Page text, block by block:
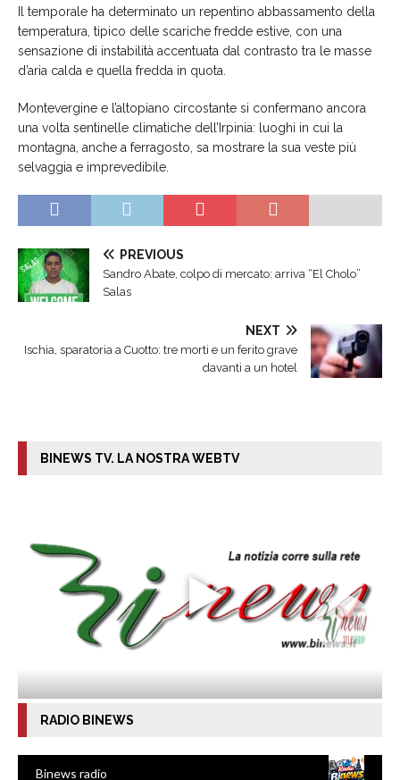
Il temporale ha determinato un repentino abbassamento della
temperatura, tipico delle scariche fredde estive, con una
sensazione di instabilità accentuata dal contrasto tra le masse
d’aria calda e quella fredda in quota.
Montevergine e l’altopiano circostante si confermano ancora
una volta sentinelle climatiche dell’Irpinia: luoghi in cui la
montagna, anche a ferragosto, sa mostrare la sua veste più
selvaggia e imprevedibile.
PREVIOUS
Sandro Abate, colpo di mercato: arriva “El Cholo”
Salas
NEXT
Ischia, sparatoria a Cuotto: tre morti e un ferito grave
davanti a un hotel
BINEWS TV. LA NOSTRA WEBTV
RADIO BINEWS